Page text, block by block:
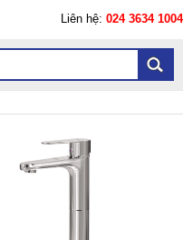
Liên hệ: 024 3634 1004